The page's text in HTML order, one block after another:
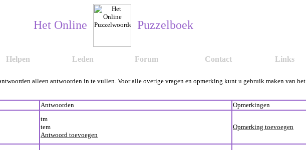
Het Online Puzzelboek
Helpen Leden Forum Contact Links
alleen antwoorden in te vullen. Voor alle overige vragen en opmerking kunt u gebruik maken van het
Antwoorden
Opmerkingen
tm
tem
Antwoord toevoegen
Opmerking toevoegen